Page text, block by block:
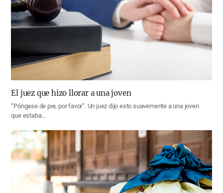
El juez que hizo llorar a una joven
“Póngase de pie, por favor”. Un juez dijo esto suavemente a una joven
que estaba…